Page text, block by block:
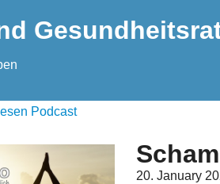
Podcast
20. January